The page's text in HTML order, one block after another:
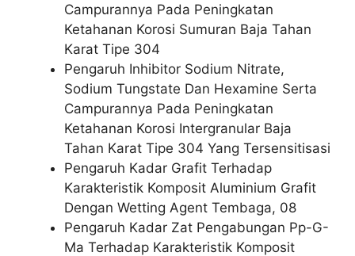
Campurannya Pada Peningkatan
Ketahanan Korosi Sumuran Baja Tahan
Karat Tipe 304
Pengaruh Inhibitor Sodium Nitrate,
Sodium Tungstate Dan Hexamine Serta
Campurannya Pada Peningkatan
Ketahanan Korosi Intergranular Baja
Tahan Karat Tipe 304 Yang Tersensitisasi
Pengaruh Kadar Grafit Terhadap
Karakteristik Komposit Aluminium Grafit
Dengan Wetting Agent Tembaga, 08
Pengaruh Kadar Zat Pengabungan Pp-G-
Ma Terhadap Karakteristik Komposit